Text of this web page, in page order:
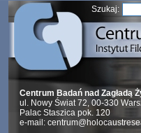
Szukaj:
Centrum Badań nad Zagładą
ul. Nowy Świat 72, 00-330
Palac Staszica pok. 120
e-mail: